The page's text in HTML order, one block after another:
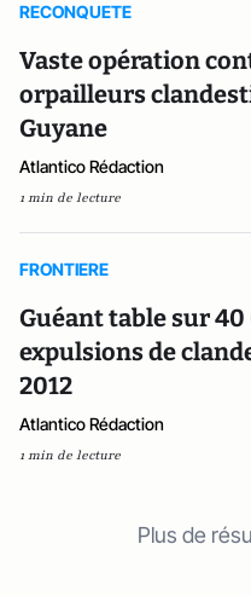
RECONQUETE
Vaste opération
orpailleurs
Guyane
Atlantico Rédaction
1 min de lecture
FRONTIERE
Guéant table sur
expulsions de
2012
Atlantico Rédaction
1 min de lecture
Plus de